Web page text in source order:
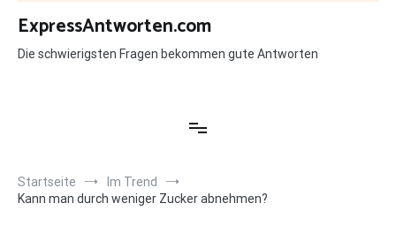
Zum
Inhalt
springen
ExpressAntworten.com
Die schwierigsten Fragen bekommen gute Antworten
Startseite
Im Trend
Kann man durch weniger Zucker abnehmen?